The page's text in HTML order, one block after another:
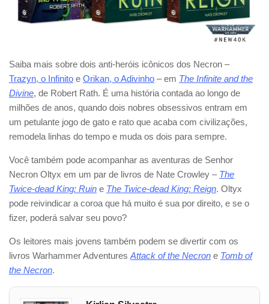
Saiba mais sobre dois anti-heróis icônicos dos Necron –
Trazyn, o Infinito e Orikan, o Adivinho – em The Infinite and the
Divine, de Robert Rath. É uma história contada ao longo de
milhões de anos, quando dois nobres obsessivos entram em
um petulante jogo de gato e rato que acaba com civilizações,
remodela linhas do tempo e muda os dois para sempre.
Você também pode acompanhar as aventuras de Senhor
Necron Oltyx em um par de livros de Nate Crowley – The
Twice-dead King: Ruin e The Twice-dead King: Reign. Oltyx
pode reivindicar a coroa que há muito é sua por direito, e se o
fizer, poderá salvar seu povo?
Os leitores mais jovens também podem se divertir com os
livros Warhammer Adventures Attack of the Necron e Tomb of
the Necron.